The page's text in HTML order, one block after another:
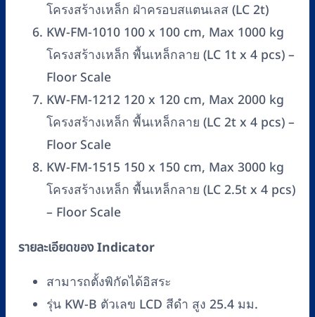
โครงสร้างเหล็ก ฝ่าครอบสแตนเลส (LC 2t)
KW-FM-1010 100 x 100 cm, Max 1000 kg
โครงสร้างเหล็ก พื้นเหล็กลาย (LC 1t x 4 pcs) –
Floor Scale
KW-FM-1212 120 x 120 cm, Max 2000 kg
โครงสร้างเหล็ก พื้นเหล็กลาย (LC 2t x 4 pcs) –
Floor Scale
KW-FM-1515 150 x 150 cm, Max 3000 kg
โครงสร้างเหล็ก พื้นเหล็กลาย (LC 2.5t x 4 pcs)
– Floor Scale
รายละเอียดของ Indicator
สามารถตั้งพิกัดได้อิสระ
รุ่น KW-B ตัวเลข LCD สีดำ สูง 25.4 มม.